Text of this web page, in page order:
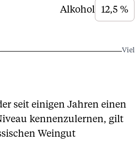
Alkohol
12,5 %
Viel
seit einigen Jahren einen
kennenzulernen, gilt
Weingut